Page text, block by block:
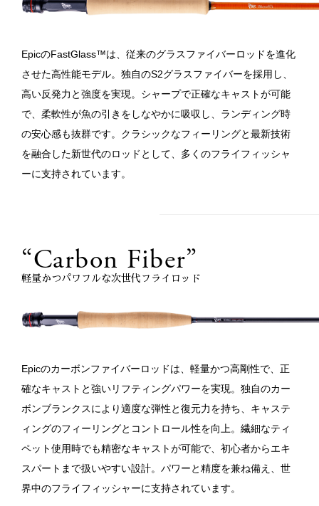
EpicのFastGlass™は、従来のグラスファイバーロッドを進化
させた高性能モデル。独自のS2グラスファイバーを採用し、
高い反発力と強度を実現。シャープで正確なキャストが可能
で、柔軟性が魚の引きをしなやかに吸収し、ランディング時
の安心感も抜群です。クラシックなフィーリングと最新技術
を融合した新世代のロッドとして、多くのフライフィッシャ
ーに支持されています。
“Carbon Fiber”
軽量かつパワフルな次世代フライロッド
Epicのカーボンファイバーロッドは、軽量かつ高剛性で、正
確なキャストと強いリフティングパワーを実現。独自のカー
ボンブランクスにより適度な弾性と復元力を持ち、キャステ
ィングのフィーリングとコントロール性を向上。繊細なティ
ペット使用時でも精密なキャストが可能で、初心者からエキ
スパートまで扱いやすい設計。パワーと精度を兼ね備え、世
界中のフライフィッシャーに支持されています。